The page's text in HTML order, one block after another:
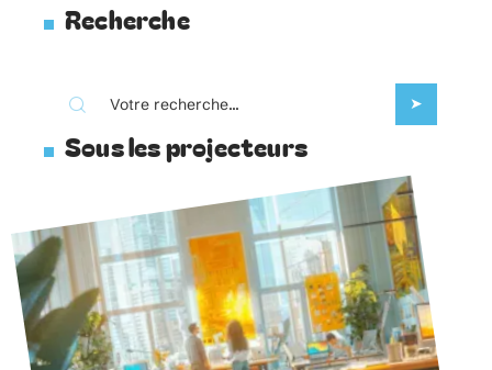
Recherche
Sous les projecteurs